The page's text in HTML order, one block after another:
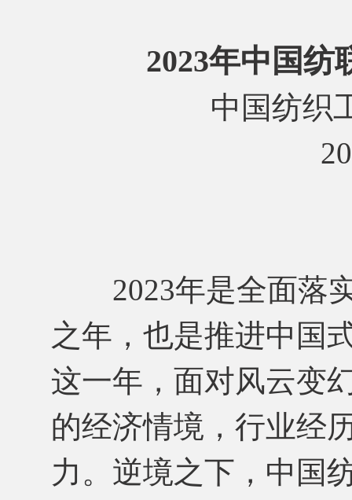
2023年中国纺
中国纺织工
2023年是全面落实
之年，也是推进中国
这一年，面对风云变
的经济情境，行业经
力。逆境之下，中国